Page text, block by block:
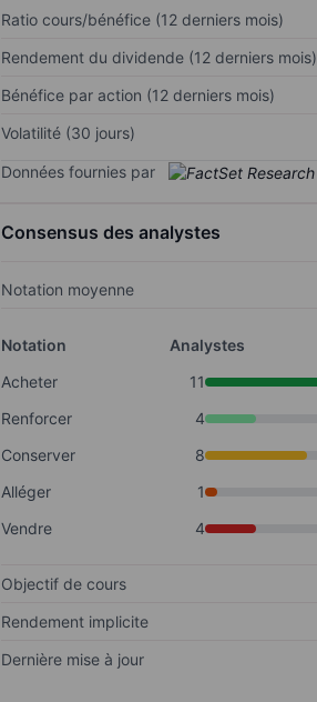
Ratio cours/bénéfice (12 derniers mois)
Rendement du dividende (12 derniers mois)
Bénéfice par action (12 derniers mois)
Volatilité (30 jours)
Données fournies par
Consensus des analystes
Notation moyenne
Notation
Analystes
Acheter
11
Renforcer
4
Conserver
8
Alléger
1
Vendre
4
Objectif de cours
Rendement implicite
Dernière mise à jour